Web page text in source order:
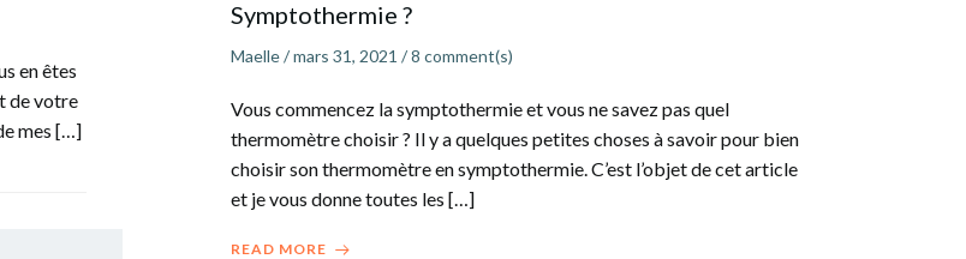
en êtes
de votre
mes […]
Symptothermie ?
Maelle/mars 31, 2021 /8 comment(s)
Vous commencez la symptothermie et vous ne savez pas quel
thermomètre choisir ? Il y a quelques petites choses à savoir pour bien
choisir son thermomètre en symptothermie. C’est l’objet de cet article
et je vous donne toutes les […]
READ MORE